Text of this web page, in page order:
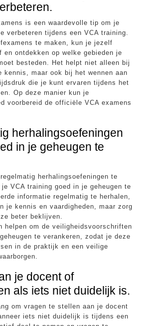
is een waardevolle tip om je
verbeteren tijdens een VCA training.
te maken, kun je jezelf
ontdekken op welke gebieden je
besteden. Het helpt niet alleen bij
kennis, maar ook bij het wennen aan
die je kunt ervaren tijdens het
Op deze manier kun je
voorbereid de officiële VCA examens
herhalingsoefeningen
in je geheugen te
herhalingsoefeningen te
VCA training goed in je geheugen te
informatie regelmatig te herhalen,
je kennis en vaardigheden, maar zorg
beter beklijven.
helpen om de veiligheidsvoorschriften
te verankeren, zodat je deze
in de praktijk en een veilige
je docent of
als iets niet duidelijk is.
om vragen te stellen aan je docent
iets niet duidelijk is tijdens een